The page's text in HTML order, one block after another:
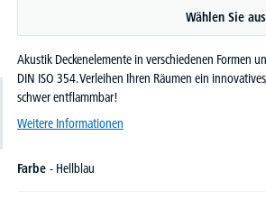
Wählen Sie
Akustik Deckenelemente in verschiedenen Formen
DIN ISO 354. Verleihen Ihren Räumen ein
schwer entflammbar!
Weitere Informationen
Farbe - Hellblau